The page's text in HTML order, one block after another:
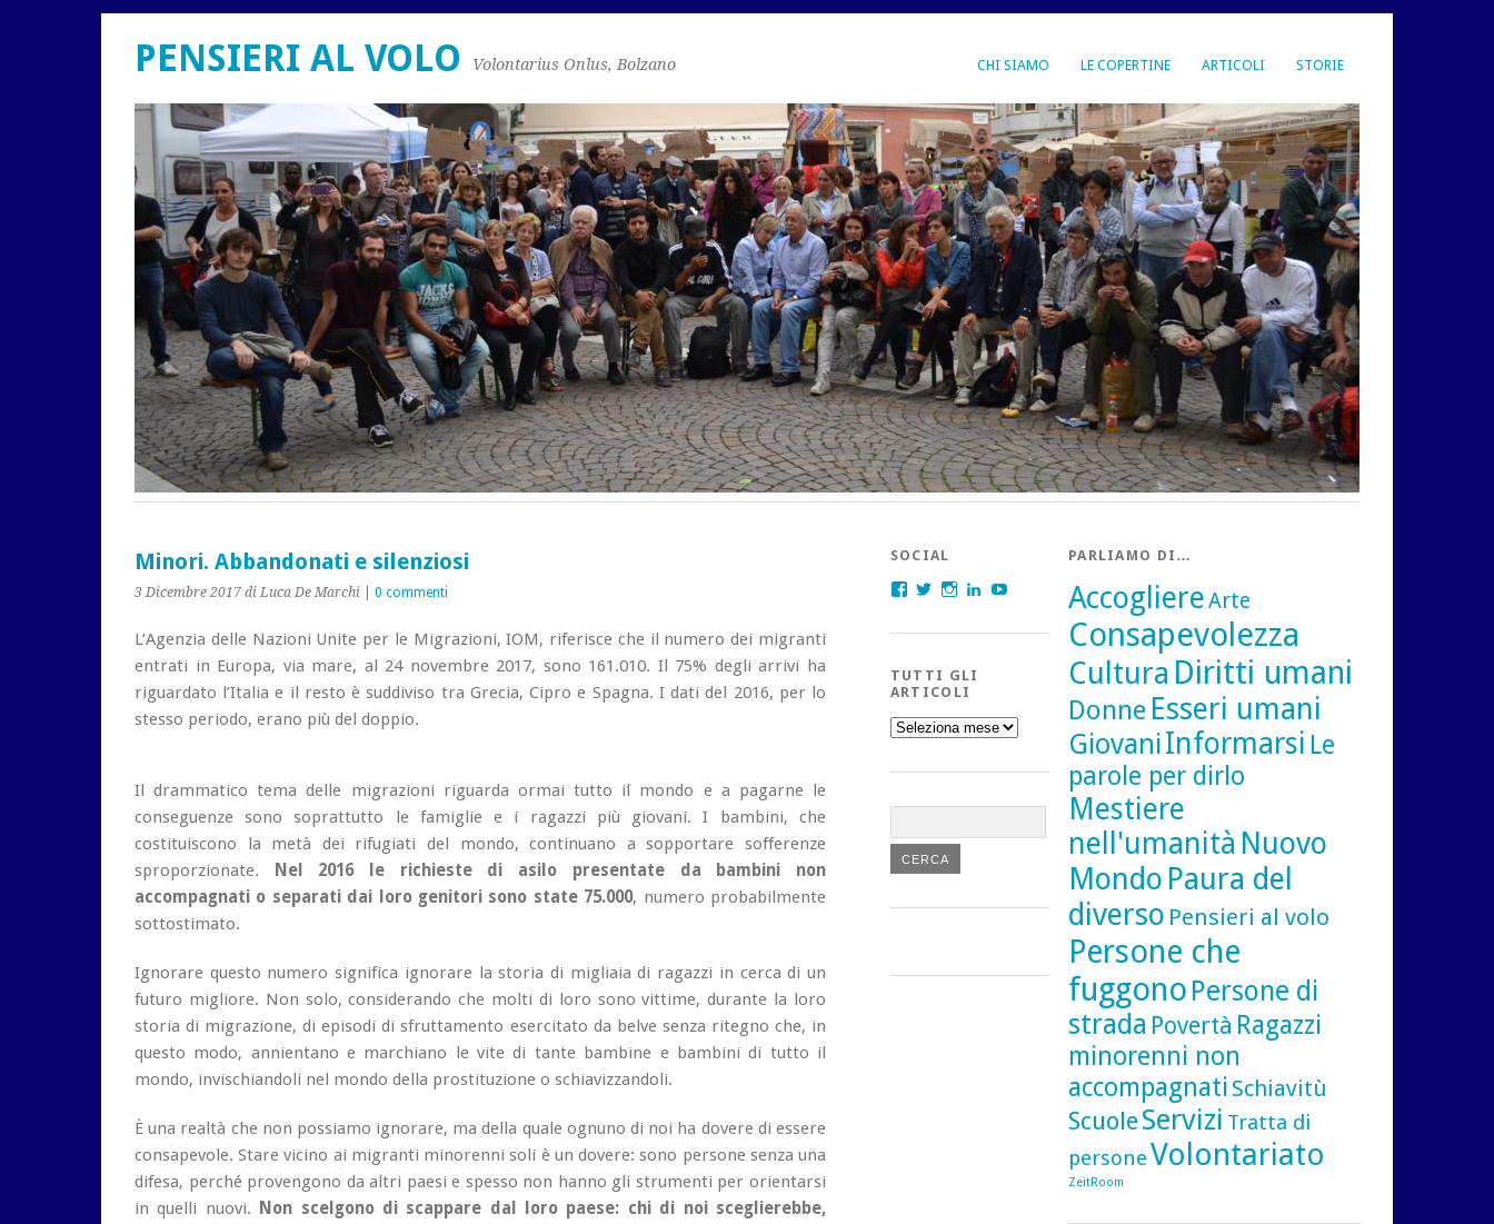
CHI SIAMO LE COPERTINE ARTICOLI STORIE
PENSIERI AL VOLO Volontarius Onlus, Bolzano
Minori. Abbandonati e silenziosi
3 Dicembre 2017 di Luca De Marchi 0 commenti
L’Agenzia delle Nazioni Unite per le Migrazioni, IOM, riferisce che il numero dei migranti
entrati in Europa, via mare, al 24 novembre 2017, sono 161.010. Il 75% degli arrivi ha
riguardato l’Italia e il resto è suddiviso tra Grecia, Cipro e Spagna. I dati del 2016, per lo
stesso periodo, erano più del doppio.
Il drammatico tema delle migrazioni riguarda ormai tutto il mondo e a pagarne le
conseguenze sono soprattutto le famiglie e i ragazzi più giovani. I bambini, che
costituiscono la metà dei rifugiati del mondo, continuano a sopportare sofferenze
sproporzionate.
Nel 2016 le richieste di asilo presentate da bambini non
accompagnati o separati dai loro genitori sono state 75.000, numero probabilmente
sottostimato.
Ignorare questo numero significa ignorare la storia di migliaia di ragazzi in cerca di un
futuro migliore. Non solo, considerando che molti di loro sono vittime, durante la loro
storia di migrazione, di episodi di sfruttamento esercitato da belve senza ritegno che, in
questo modo, annientano e marchiano le vite di tante bambine e bambini di tutto il
mondo, invischiandoli nel mondo della prostituzione o schiavizzandoli.
È una realtà che non possiamo ignorare, ma della quale ognuno di noi ha dovere di essere
consapevole. Stare vicino ai migranti minorenni soli è un dovere: sono persone senza una
difesa, perché provengono da altri paesi e spesso non hanno gli strumenti per orientarsi
in quelli nuovi.
Non scelgono di scappare dal loro paese: chi di noi sceglierebbe,
SOCIAL
Facebook
Twitter
Instagram
LinkedIn
YouTube
TUTTI GLI
ARTICOLI
Tutti
gli
PARLIAMO DI…
AccogliereArte
Consapevolezza
Cultura Diritti umani
Donne Esseri umani
GiovaniInformarsi Le
parole per dirlo
Mestiere
nell'umanità Nuovo
Mondo Paura del
diverso Pensieri al volo
Persone che
fuggono Persone di
strada Povertà Ragazzi
minorenni non
accompagnati Schiavitù
ScuoleServizi Tratta di
personeVolontariato
ZeitRoom